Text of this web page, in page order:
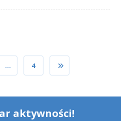
… 4
aktywności!